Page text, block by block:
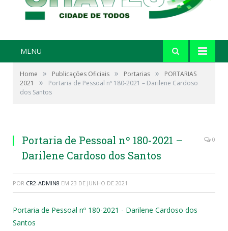
MENU
Home » Publicações Oficiais » Portarias »
PORTARIAS
2021
»
Portaria de Pessoal nº 180-2021 – Darilene Cardoso
dos Santos
Portaria de Pessoal nº 180-2021 –
Darilene Cardoso dos Santos
0
POR CR2-ADMIN8 EM 23 DE JUNHO DE 2021
Portaria de Pessoal nº 180-2021 - Darilene Cardoso dos
Santos